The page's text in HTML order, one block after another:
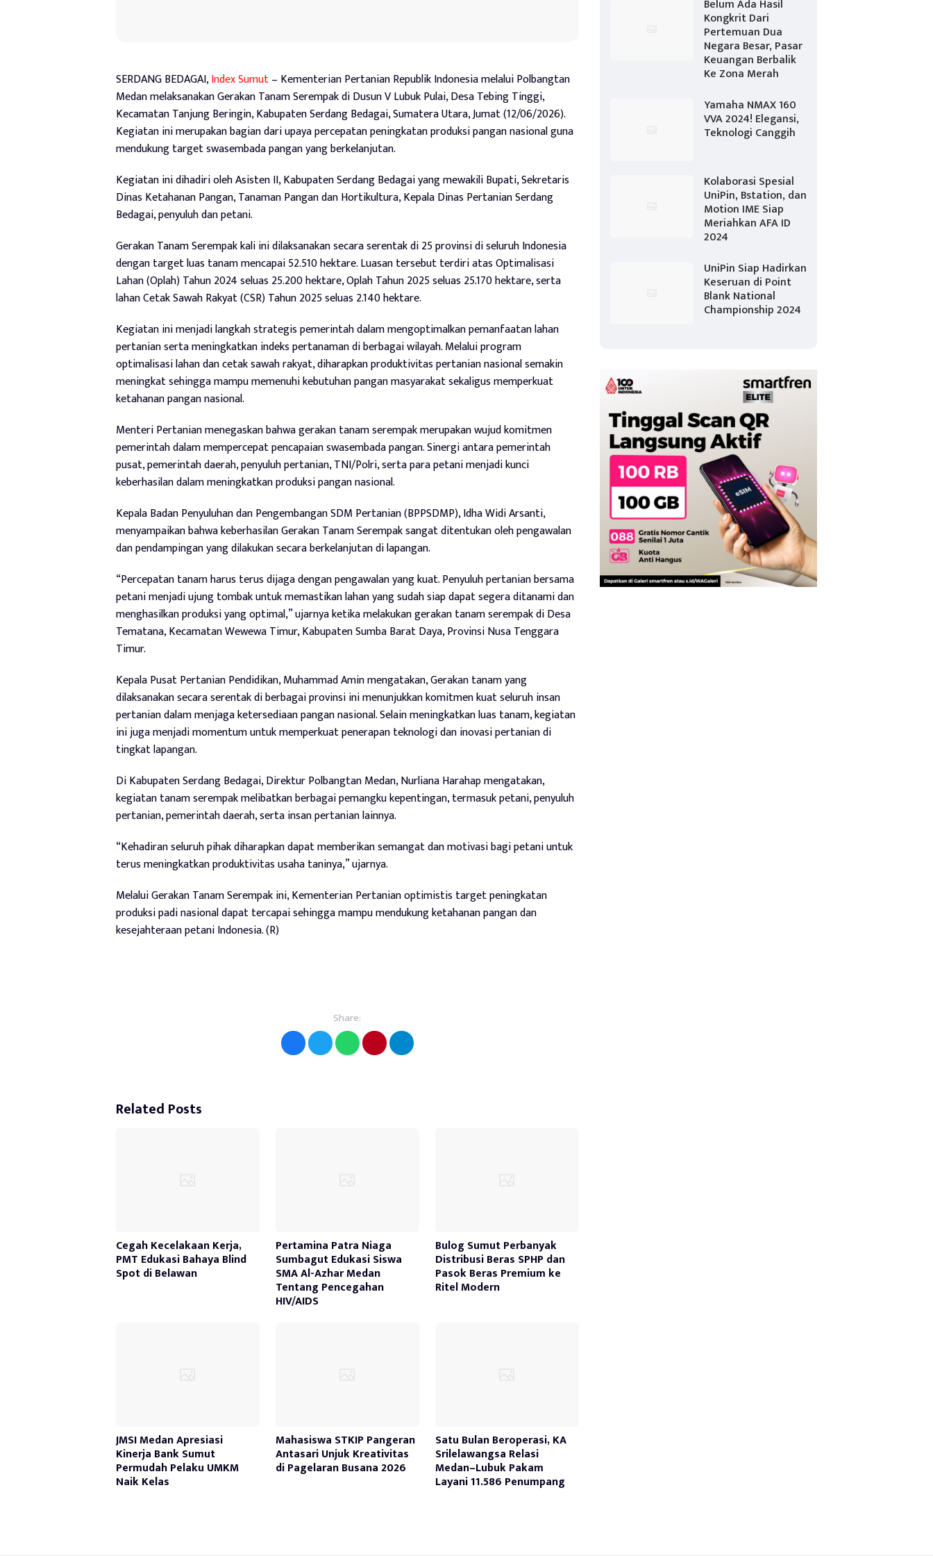
SERDANG BEDAGAI,Index Sumut– Kementerian Pertanian Republik Indonesia melalui Polbangtan
Medan melaksanakan Gerakan Tanam Serempak di Dusun V Lubuk Pulai, Desa Tebing Tinggi,
Kecamatan Tanjung Beringin, Kabupaten Serdang Bedagai, Sumatera Utara, Jumat (12/06/2026).
Kegiatan ini merupakan bagian dari upaya percepatan peningkatan produksi pangan nasional guna
mendukung target swasembada pangan yang berkelanjutan.
Kegiatan ini dihadiri oleh Asisten II, Kabupaten Serdang Bedagai yang mewakili Bupati, Sekretaris
Dinas Ketahanan Pangan, Tanaman Pangan dan Hortikultura, Kepala Dinas Pertanian Serdang
Bedagai, penyuluh dan petani.
Gerakan Tanam Serempak kali ini dilaksanakan secara serentak di 25 provinsi di seluruh Indonesia
dengan target luas tanam mencapai 52.510 hektare. Luasan tersebut terdiri atas Optimalisasi
Lahan (Oplah) Tahun 2024 seluas 25.200 hektare, Oplah Tahun 2025 seluas 25.170 hektare, serta
lahan Cetak Sawah Rakyat (CSR) Tahun 2025 seluas 2.140 hektare.
Kegiatan ini menjadi langkah strategis pemerintah dalam mengoptimalkan pemanfaatan lahan
pertanian serta meningkatkan indeks pertanaman di berbagai wilayah. Melalui program
optimalisasi lahan dan cetak sawah rakyat, diharapkan produktivitas pertanian nasional semakin
meningkat sehingga mampu memenuhi kebutuhan pangan masyarakat sekaligus memperkuat
ketahanan pangan nasional.
Menteri Pertanian menegaskan bahwa gerakan tanam serempak merupakan wujud komitmen
pemerintah dalam mempercepat pencapaian swasembada pangan. Sinergi antara pemerintah
pusat, pemerintah daerah, penyuluh pertanian, TNI/Polri, serta para petani menjadi kunci
keberhasilan dalam meningkatkan produksi pangan nasional.
Kepala Badan Penyuluhan dan Pengembangan SDM Pertanian (BPPSDMP), Idha Widi Arsanti,
menyampaikan bahwa keberhasilan Gerakan Tanam Serempak sangat ditentukan oleh pengawalan
dan pendampingan yang dilakukan secara berkelanjutan di lapangan.
“Percepatan tanam harus terus dijaga dengan pengawalan yang kuat. Penyuluh pertanian bersama
petani menjadi ujung tombak untuk memastikan lahan yang sudah siap dapat segera ditanami dan
menghasilkan produksi yang optimal,” ujarnya ketika melakukan gerakan tanam serempak di Desa
Tematana, Kecamatan Wewewa Timur, Kabupaten Sumba Barat Daya, Provinsi Nusa Tenggara
Timur.
Kepala Pusat Pertanian Pendidikan, Muhammad Amin mengatakan, Gerakan tanam yang
dilaksanakan secara serentak di berbagai provinsi ini menunjukkan komitmen kuat seluruh insan
pertanian dalam menjaga ketersediaan pangan nasional. Selain meningkatkan luas tanam, kegiatan
ini juga menjadi momentum untuk memperkuat penerapan teknologi dan inovasi pertanian di
tingkat lapangan.
Di Kabupaten Serdang Bedagai, Direktur Polbangtan Medan, Nurliana Harahap mengatakan,
kegiatan tanam serempak melibatkan berbagai pemangku kepentingan, termasuk petani, penyuluh
pertanian, pemerintah daerah, serta insan pertanian lainnya.
“Kehadiran seluruh pihak diharapkan dapat memberikan semangat dan motivasi bagi petani untuk
terus meningkatkan produktivitas usaha taninya,” ujarnya.
Melalui Gerakan Tanam Serempak ini, Kementerian Pertanian optimistis target peningkatan
produksi padi nasional dapat tercapai sehingga mampu mendukung ketahanan pangan dan
kesejahteraan petani Indonesia. (R)
Share:
Related Posts
Cegah Kecelakaan Kerja,
PMT Edukasi Bahaya Blind
Spot di Belawan
Pertamina Patra Niaga
Sumbagut Edukasi Siswa
SMA Al-Azhar Medan
Tentang Pencegahan
HIV/AIDS
Bulog Sumut Perbanyak
Distribusi Beras SPHP dan
Pasok Beras Premium ke
Ritel Modern
JMSI Medan Apresiasi
Kinerja Bank Sumut
Permudah Pelaku UMKM
Naik Kelas
Mahasiswa STKIP Pangeran
Antasari Unjuk Kreativitas
di Pagelaran Busana 2026
Satu Bulan Beroperasi, KA
Srilelawangsa Relasi
Medan–Lubuk Pakam
Layani 11.586 Penumpang
Belum Ada Hasil
Kongkrit Dari
Pertemuan Dua
Negara Besar, Pasar
Keuangan Berbalik
Ke Zona Merah
Yamaha NMAX 160
VVA 2024! Elegansi,
Teknologi Canggih
Kolaborasi Spesial
UniPin, Bstation, dan
Motion IME Siap
Meriahkan AFA ID
2024
UniPin Siap Hadirkan
Keseruan di Point
Blank National
Championship 2024